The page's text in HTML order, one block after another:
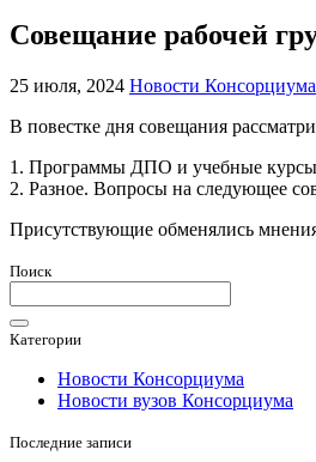
Совещание рабочей
25 июля, 2024 Новости Консорциума
В повестке дня совещания
1. Программы ДПО и учебные курсы
2. Разное. Вопросы на следующее
Присутствующие обменялись
Поиск
Категории
Новости Консорциума
Новости вузов Консорциума
Последние записи